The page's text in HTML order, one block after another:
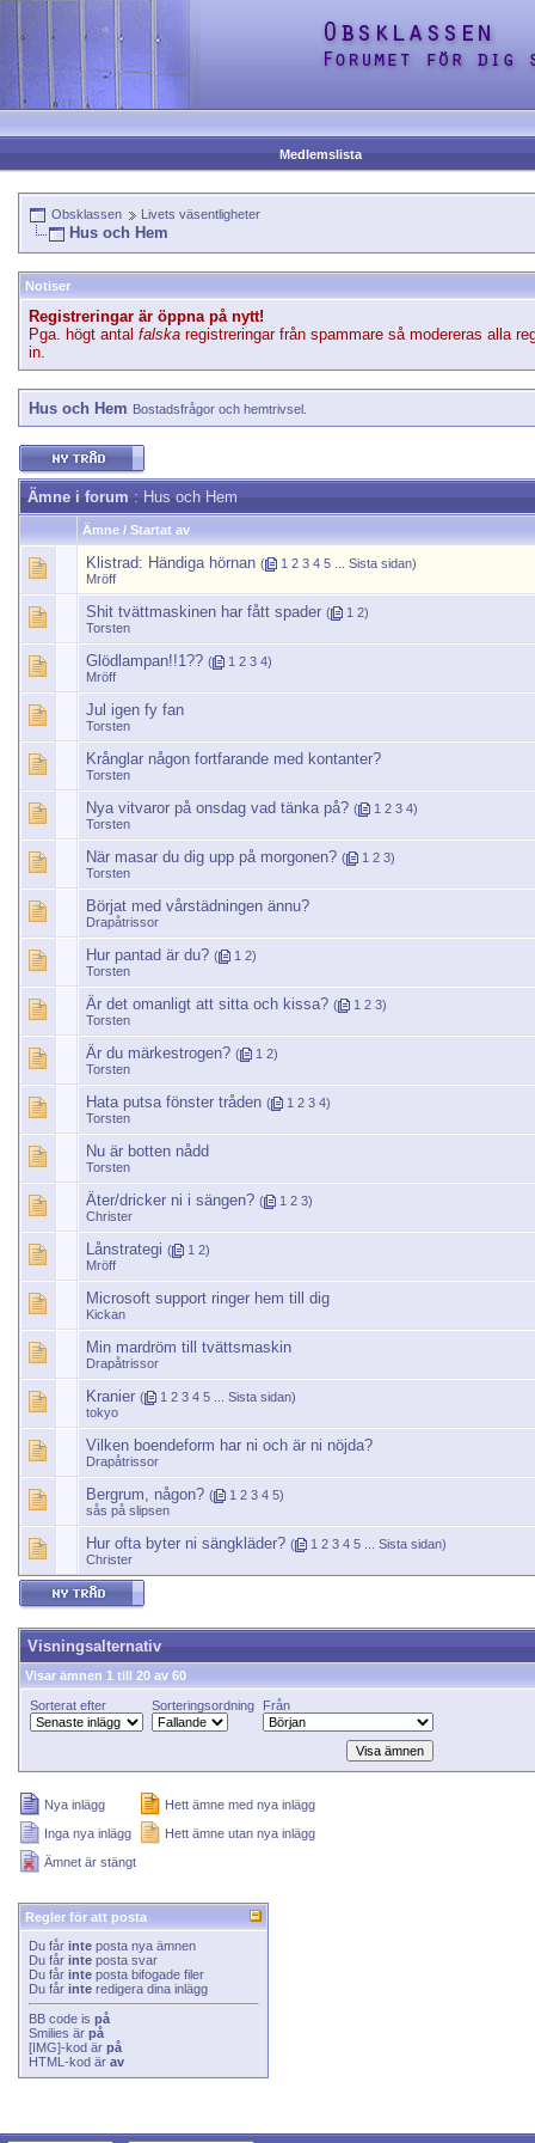
Medlemslista
Obsklassen Livets väsentligheter
Hus och Hem
Notiser
Registreringar är öppna på nytt!
Pga. högt antal falska registreringar från spammare så modereras alla
in.
Hus och Hem Bostadsfrågor och hemtrivsel.
Ämne i forum: Hus och Hem
Ämne / Startat av
Klistrad: Händiga hörnan ( 1 2 3 4 5 Sista sidan)
Mröff
Shit tvättmaskinen har fått spader ( 1 2)
Torsten
Glödlampan!!1?? ( 1 2 3 4)
Mröff
Jul igen fy fan
Torsten
Krånglar någon fortfarande med kontanter?
Torsten
Nya vitvaror på onsdag vad tänka på? ( 1 2 3 4)
Torsten
När masar du dig upp på morgonen? ( 1 2 3)
Torsten
Börjat med vårstädningen ännu?
Drapåtrissor
Hur pantad är du? ( 1 2)
Torsten
Är det omanligt att sitta och kissa? ( 1 2 3)
Torsten
Är du märkestrogen? ( 1 2)
Torsten
Hata putsa fönster tråden ( 1 2 3 4)
Torsten
Nu är botten nådd
Torsten
Äter/dricker ni i sängen? ( 1 2 3)
Christer
Lånstrategi ( 1 2)
Mröff
Microsoft support ringer hem till dig
Kickan
Min mardröm till tvättsmaskin
Drapåtrissor
Kranier ( 1 2 3 4 5 Sista sidan)
tokyo
Vilken boendeform har ni och är ni nöjda?
Drapåtrissor
Bergrum, någon? ( 1 2 3 4 5)
sås på slipsen
Hur ofta byter ni sängkläder? ( 1 2 3 4 5 Sista sidan)
Christer
Visningsalternativ
Visar ämnen 1 till 20 av 60
Sorterat efter Sorteringsordning Från
Nya inlägg
Hett ämne med nya inlägg
Inga nya inlägg
Hett ämne utan nya inlägg
Ämnet är stängt
Regler för att posta
Du får inte posta nya ämnen
Du får inte posta svar
Du får inte posta bifogade filer
Du får inte redigera dina inlägg
BB code is på
Smilies är på
[IMG]-kod är på
HTML-kod är av